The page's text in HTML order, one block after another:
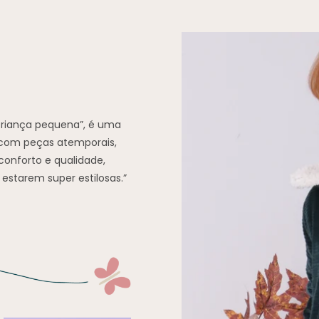
pequena”, é uma
peças atemporais,
e qualidade,
super estilosas.”